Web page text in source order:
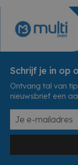
Schrijf je in op
Ontvang tal van
nieuwsbrief een